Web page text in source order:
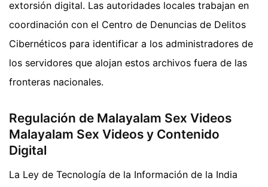
extorsión digital. Las autoridades locales trabajan en
coordinación con el Centro de Denuncias de Delitos
Cibernéticos para identificar a los administradores de
los servidores que alojan estos archivos fuera de las
fronteras nacionales.
Regulación de Malayalam Sex Videos
Malayalam Sex Videos y Contenido
Digital
La Ley de Tecnología de la Información de la India